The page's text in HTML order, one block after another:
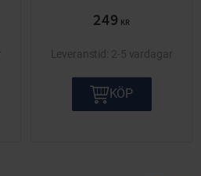
249 KR
2-5 vardagar
KÖP